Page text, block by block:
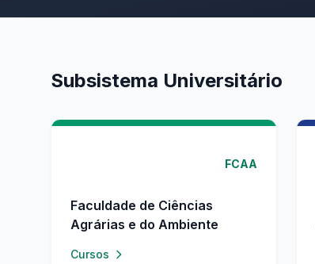
Subsistema Universitário
FCAA
Faculdade de Ciências
Agrárias e do Ambiente
Cursos